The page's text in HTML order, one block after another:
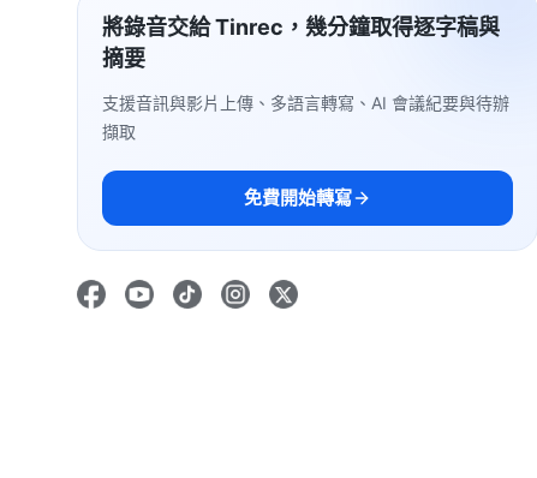
將錄音交給 Tinrec，幾分鐘取得逐字稿與
摘要
支援音訊與影片上傳、多語言轉寫、AI 會議紀要與待辦
擷取
免費開始轉寫